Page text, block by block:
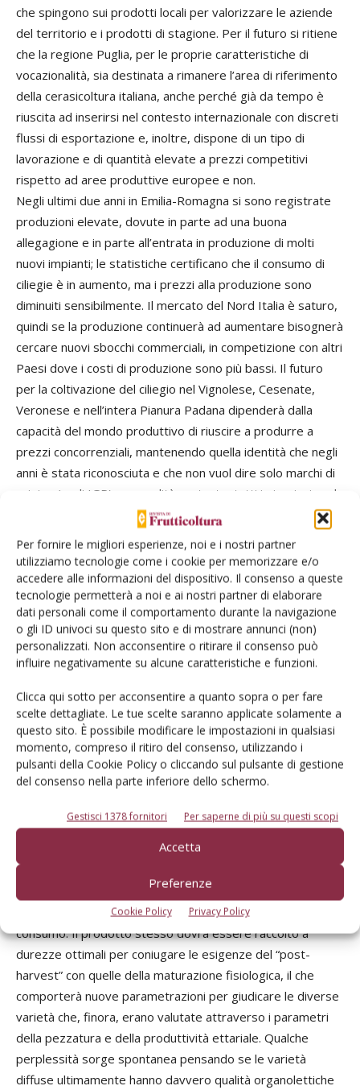
Per fornire le migliori esperienze, noi e i nostri partner
utilizziamo tecnologie come i cookie per memorizzare e/o
accedere alle informazioni del dispositivo. Il consenso a queste
tecnologie permetterà a noi e ai nostri partner di elaborare
dati personali come il comportamento durante la navigazione
o gli ID univoci su questo sito e di mostrare annunci (non)
personalizzati. Non acconsentire o ritirare il consenso può
influire negativamente su alcune caratteristiche e funzioni.
Clicca qui sotto per acconsentire a quanto sopra o per fare
scelte dettagliate. Le tue scelte saranno applicate solamente a
questo sito. È possibile modificare le impostazioni in qualsiasi
momento, compreso il ritiro del consenso, utilizzando i
pulsanti della Cookie Policy o cliccando sul pulsante di gestione
del consenso nella parte inferiore dello schermo.
Gestisci 1378 fornitori Per saperne di più su questi scopi
Accetta
Preferenze
Cookie Policy Privacy Policy
che spingono sui prodotti locali per valorizzare le aziende
del territorio e i prodotti di stagione. Per il futuro si ritiene
che la regione Puglia, per le proprie caratteristiche di
vocazionalità, sia destinata a rimanere l’area di riferimento
della cerasicoltura italiana, anche perché già da tempo è
riuscita ad inserirsi nel contesto internazionale con discreti
flussi di esportazione e, inoltre, dispone di un tipo di
lavorazione e di quantità elevate a prezzi competitivi
rispetto ad aree produttive europee e non.
Negli ultimi due anni in Emilia-Romagna si sono registrate
produzioni elevate, dovute in parte ad una buona
allegagione e in parte all’entrata in produzione di molti
nuovi impianti; le statistiche certificano che il consumo di
ciliegie è in aumento, ma i prezzi alla produzione sono
diminuiti sensibilmente. Il mercato del Nord Italia è saturo,
quindi se la produzione continuerà ad aumentare bisognerà
cercare nuovi sbocchi commerciali, in competizione con altri
Paesi dove i costi di produzione sono più bassi. Il futuro
per la coltivazione del ciliegio nel Vignolese, Cesenate,
Veronese e nell’intera Pianura Padana dipenderà dalla
capacità del mondo produttivo di riuscire a produrre a
prezzi concorrenziali, mantenendo quella identità che negli
anni è stata riconosciuta e che non vuol dire solo marchi di
origine (vedi IGP), ma qualità costante, tutti i giorni, sia sul
fronte organolettico, sia sul fronte certificativo e dei
prodotto, sia in campo, sia in fase post-raccolta, che non
proviene più da piccole aziende coltivatrici, dirette con
manodopera specializzata e in modesti quantitativi, ben
gestiti e confezionati in azienda, ma da imprese medio-
grandi, che ricorrono a manodopera generica, con masse
notevoli di fornitura quotidiana, che necessitano di
stoccaggio, il confezionamento e la spedizione dei frutti.
Per fare ciò servirà una completa rivisitazione dei tempi
della filiera post-raccolta: sarà indispensabile ricorrere alla
automazione delle lavorazioni e del confezionamento negli
stabilimenti ortofrutticoli, elementi che al momento hanno
implicherà che i frutticoltori debbano conferire il prodotto
agli stabilimenti in breve tempo e più volte al giorno; le
ciliegie per resistere ad una conservazione anche limitata a
pochi giorni, dovranno essere refrigerate entro le prime 10
ore dalla raccolta e rimanere nella catena del freddo fino al
consumo. Il prodotto stesso dovrà essere raccolto a
durezze ottimali per coniugare le esigenze del “post-
harvest” con quelle della maturazione fisiologica, il che
comporterà nuove parametrazioni per giudicare le diverse
varietà che, finora, erano valutate attraverso i parametri
della pezzatura e della produttività ettariale. Qualche
perplessità sorge spontanea pensando se le varietà
diffuse ultimamente hanno davvero qualità organolettiche